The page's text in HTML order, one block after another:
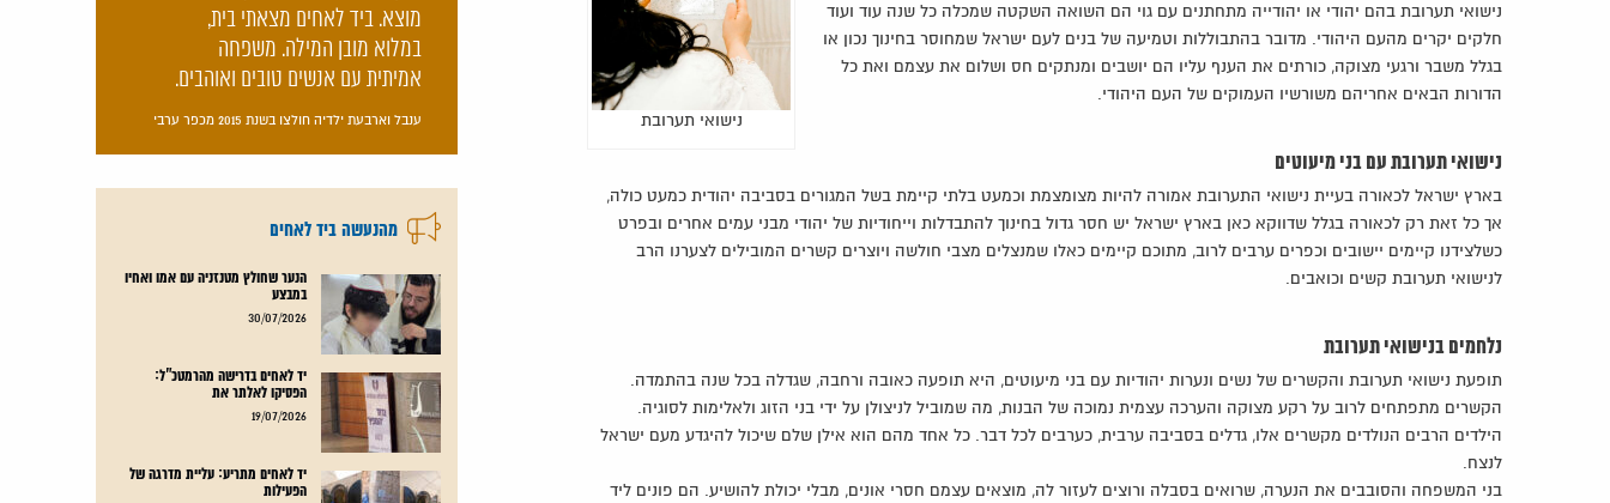
נישואי תערובת
נישואי תערובת בהם יהודי או יהודייה מתחתנים עם גוי הם השואה השקטה שמכלה כל שנה עוד ועוד
חלקים יקרים מהעם היהודי. מדובר בהתבוללות וטמיעה של בנים לעם ישראל שמחוסר בחינוך נכון או
בגלל משבר ורגעי מצוקה, כורתים את הענף עליו הם יושבים ומנתקים חס ושלום את עצמם ואת כל
הדורות הבאים אחריהם משורשיו העמוקים של העם היהודי.
נישואי תערובת עם בני מיעוטים
בארץ ישראל לכאורה בעיית נישואי התערובת אמורה להיות מצומצמת וכמעט בלתי קיימת בשל המגורים בסביבה יהודית כמעט כולה,
אך כל זאת רק לכאורה בגלל שדווקא כאן בארץ ישראל יש חסר גדול בחינוך להתבדלות וייחודיות של יהודי מבני עמים אחרים ובפרט
כשלצידנו קיימים יישובים וכפרים ערבים לרוב, מתוכם קיימים כאלו שמנצלים מצבי חולשה ויוצרים קשרים המובילים לצערנו הרב
לנישואי תערובת קשים וכואבים.
נלחמים בנישואי תערובת
תופעת נישואי תערובת והקשרים של נשים ונערות יהודיות עם בני מיעוטים, היא תופעה כאובה ורחבה, שגדלה בכל שנה בהתמדה.
הקשרים מתפתחים לרוב על רקע מצוקה והערכה עצמית נמוכה של הבנות, מה שמוביל לניצולן על ידי בני הזוג ולאלימות לסוגיה.
הילדים הרבים הנולדים מקשרים אלו, גדלים בסביבה ערבית, כערבים לכל דבר. כל אחד מהם הוא אילן שלם שיכול להיגדע מעם ישראל
לנצח.
בני המשפחה והסובבים את הנערה, שרואים בסבלה ורוצים לעזור לה, מוצאים עצמם חסרי אונים, מבלי יכולת להושיע. הם פונים ליד
מוצא. ביד לאחים מצאתי בית,
במלוא מובן המילה. משפחה
אמיתית עם אנשים טובים ואוהבים.
ענבל וארבעת ילדיה חולצו בשנת 2015 מכפר ערבי
מהנעשה ביד לאחים
הנער שחולץ מטנזניה עם אמו ואחיו
במבצע
30/07/2026
יד לאחים בדרישה מהרמטכ"ל:
הפסיקו לאלתר את
19/07/2026
יד לאחים מתריע: עליית מדרגה של
הפעילות